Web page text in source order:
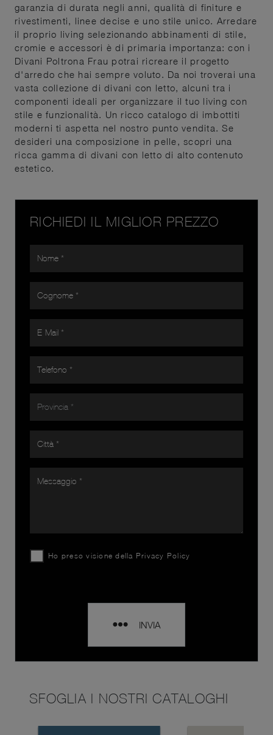
garanzia di durata negli anni, qualità di finiture e
rivestimenti, linee decise e uno stile unico. Arredare
il proprio living selezionando abbinamenti di stile,
cromie e accessori è di primaria importanza: con i
Divani Poltrona Frau potrai ricreare il progetto
d'arredo che hai sempre voluto. Da noi troverai una
vasta collezione di divani con letto, alcuni tra i
componenti ideali per organizzare il tuo living con
stile e funzionalità. Un ricco catalogo di imbottiti
moderni ti aspetta nel nostro punto vendita. Se
desideri una composizione in pelle, scopri una
ricca gamma di divani con letto di alto contenuto
estetico.
RICHIEDI IL MIGLIOR PREZZO
Ho preso visione della Privacy Policy
INVIA
SFOGLIA I NOSTRI CATALOGHI